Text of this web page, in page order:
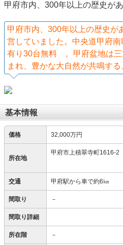
甲府市内、300年以上の歴史が
甲府市内、300年以上の歴史が
営していました。中央道甲府
有り30台無料 。甲府盆地は三
まれ、豊かな大自然が共鳴する
基本情報
価格 32,000万円
所在地
甲府市上積翠寺町1616-2
交通 甲府駅から車で約6㎞
間取り －
間取り詳細
所在階 －